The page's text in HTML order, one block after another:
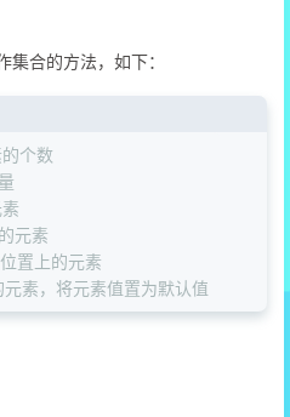
合的方法，如下：
个数
元素
置上的元素
素，将元素值置为默认值